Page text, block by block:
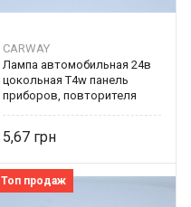
CARWAY
Лампа автомобильная 24в
цокольная T4w панель
приборов, повторителя
5,67
Топ продаж